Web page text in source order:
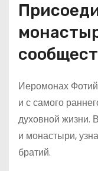
Иеромонах
и с самого
духовной жизни.
и монастыри,
братий.